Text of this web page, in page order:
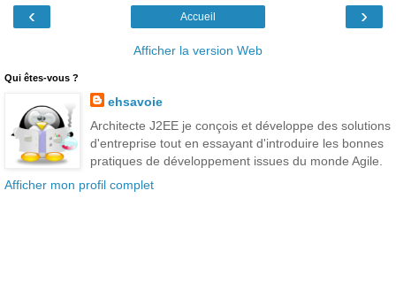
‹ ›
Accueil
Afficher la version Web
Qui êtes-vous ?
ehsavoie
Architecte J2EE je conçois et développe des solutions
d'entreprise tout en essayant d'introduire les bonnes
pratiques de développement issues du monde Agile.
Afficher mon profil complet